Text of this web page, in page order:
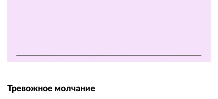
Тревожное молчание